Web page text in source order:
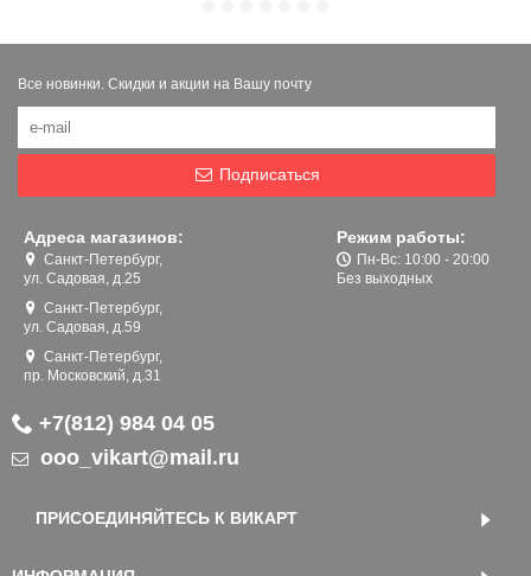
Все новинки. Скидки и акции на Вашу почту
Подписаться
Адреса магазинов:
Санкт-Петербург,
ул. Садовая, д.25
Санкт-Петербург,
ул. Садовая, д.59
Санкт-Петербург,
пр. Московский, д.31
Режим работы:
Пн-Вс: 10:00 - 20:00
Без выходных
+7(812) 984 04 05
ooo_vikart@mail.ru
ПРИСОЕДИНЯЙТЕСЬ К ВИКАРТ